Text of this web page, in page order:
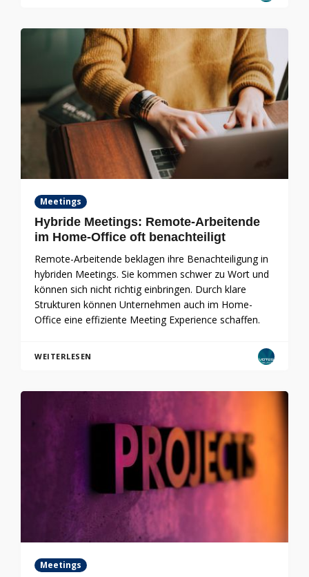
Meetings
Hybride Meetings: Remote-Arbeitende
im Home-Office oft benachteiligt
Remote-Arbeitende beklagen ihre Benachteiligung in
hybriden Meetings. Sie kommen schwer zu Wort und
können sich nicht richtig einbringen. Durch klare
Strukturen können Unternehmen auch im Home-
Office eine effiziente Meeting Experience schaffen.
WEITERLESEN
Meetings